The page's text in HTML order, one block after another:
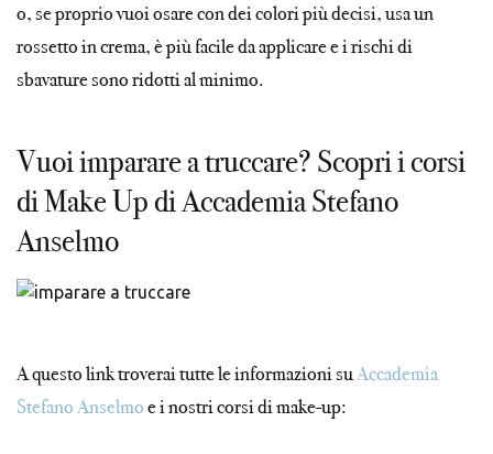
o, se proprio vuoi osare con dei colori più decisi, usa un
rossetto in crema, è più facile da applicare e i rischi di
sbavature sono ridotti al minimo.
Vuoi imparare a truccare? Scopri i corsi
di Make Up di Accademia Stefano
Anselmo
A questo link troverai tutte le informazioni suAccademia
Stefano Anselmoe i nostri corsi di make-up: